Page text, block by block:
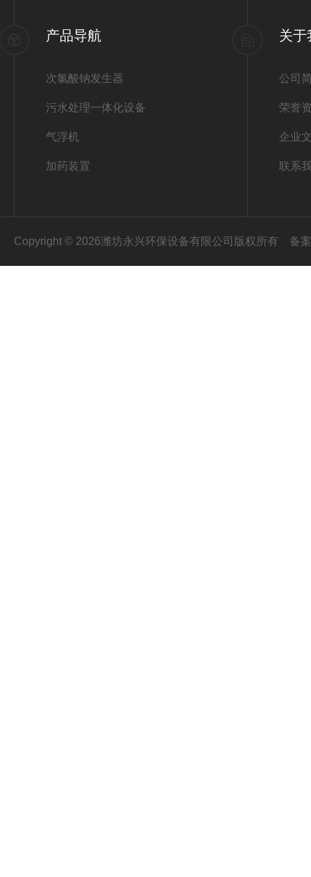
产品导航
次氯酸钠发生器
污水处理一体化设备
气浮机
加药装置
关于
公司
荣誉
企业
联系
Copyright © 2026潍坊永兴环保设备有限公司版权所有 备